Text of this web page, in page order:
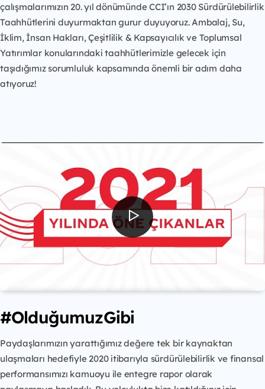
çalışmalarımızın 20. yıl dönümünde CCI’ın 2030 Sürdürülebilirlik
Taahhütlerini duyurmaktan gurur duyuyoruz. Ambalaj, Su,
İklim, İnsan Hakları, Çeşitlilik & Kapsayıcılık ve Toplumsal
Yatırımlar konularındaki taahhütlerimizle gelecek için
taşıdığımız sorumluluk kapsamında önemli bir adım daha
atıyoruz!
#OlduğumuzGibi
Paydaşlarımızın yarattığımız değere tek bir kaynaktan
ulaşmaları hedefiyle 2020 itibarıyla sürdürülebilirlik ve finansal
performansımızı kamuoyu ile entegre rapor olarak